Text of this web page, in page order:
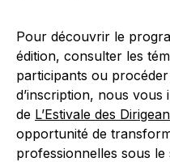
Pour découvrir le
édition, consulter les
participants ou
d’inscription, nous vous
de L’Estivale des
opportunité de
professionnelles sous le